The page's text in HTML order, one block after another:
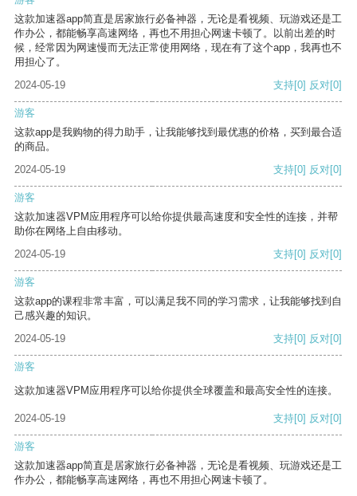
这款加速器app简直是居家旅行必备神器，无论是看视频、玩游戏还是工
作办公，都能畅享高速网络，再也不用担心网速卡顿了。以前出差的时
候，经常因为网速慢而无法正常使用网络，现在有了这个app，我再也不
用担心了。
2024-05-19
支持[0] 反对[0]
游客
这款app是我购物的得力助手，让我能够找到最优惠的价格，买到最合适
的商品。
2024-05-19
支持[0] 反对[0]
游客
这款加速器VPM应用程序可以给你提供最高速度和安全性的连接，并帮
助你在网络上自由移动。
2024-05-19
支持[0] 反对[0]
游客
这款app的课程非常丰富，可以满足我不同的学习需求，让我能够找到自
己感兴趣的知识。
2024-05-19
支持[0] 反对[0]
游客
这款加速器VPM应用程序可以给你提供全球覆盖和最高安全性的连接。
2024-05-19 支持[0] 反对[0]
游客
这款加速器app简直是居家旅行必备神器，无论是看视频、玩游戏还是工
作办公，都能畅享高速网络，再也不用担心网速卡顿了。